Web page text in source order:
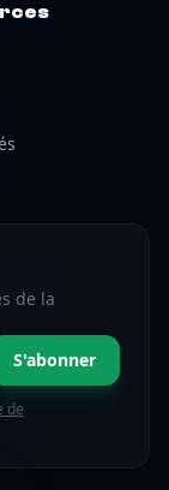
de la
S'abonner
de